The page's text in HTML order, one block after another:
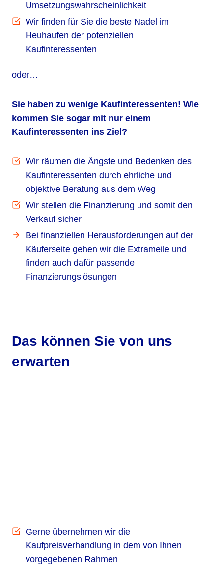
Umsetzungswahrscheinlichkeit
Wir finden für Sie die beste Nadel im
Heuhaufen der potenziellen
Kaufinteressenten
oder…
Sie haben zu wenige Kaufinteressenten! Wie
kommen Sie sogar mit nur einem
Kaufinteressenten ins Ziel?
Wir räumen die Ängste und Bedenken des
Kaufinteressenten durch ehrliche und
objektive Beratung aus dem Weg
Wir stellen die Finanzierung und somit den
Verkauf sicher
Bei finanziellen Herausforderungen auf der
Käuferseite gehen wir die Extrameile und
finden auch dafür passende
Finanzierungslösungen
Das können Sie von uns
erwarten
Gerne übernehmen wir die
Kaufpreisverhandlung in dem von Ihnen
vorgegebenen Rahmen